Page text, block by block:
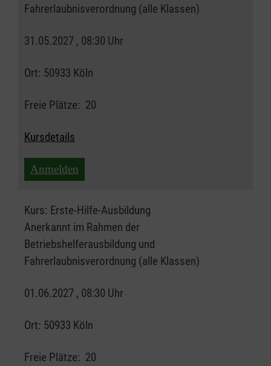
Fahrerlaubnisverordnung (alle Klassen)
31.05.2027 , 08:30 Uhr
Ort: 50933 Köln
Freie Plätze: 20
Kursdetails
Anmelden
Kurs: Erste-Hilfe-Ausbildung
Anerkannt im Rahmen der
Betriebshelferausbildung und
Fahrerlaubnisverordnung (alle Klassen)
01.06.2027 , 08:30 Uhr
Ort: 50933 Köln
Freie Plätze: 20